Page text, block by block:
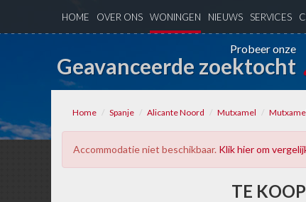
HOME OVER ONS WONINGEN NIEUWS SERVICES
Probeer onze
Geavanceerde zoektocht
Home Spanje Alicante Noord Mutxamel
Accommodatie niet beschikbaar. Klik hier om
TE KOOP